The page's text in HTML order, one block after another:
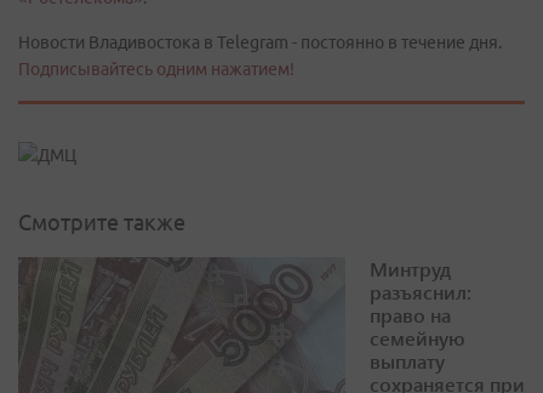
Новости Владивостока в Telegram - постоянно в течение дня.
Подписывайтесь одним нажатием!
Смотрите также
Минтруд
разъяснил:
право на
семейную
выплату
сохраняется при